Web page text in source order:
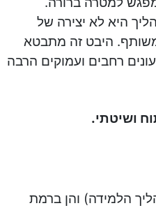
היא לא יצירה של
היבט זה מתבטא
רחבים ועמוקים הרבה
ושיטתי.
הלמידה) והן ברמת